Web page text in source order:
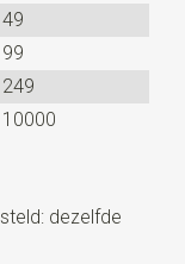
49
99
249
10000
dezelfde